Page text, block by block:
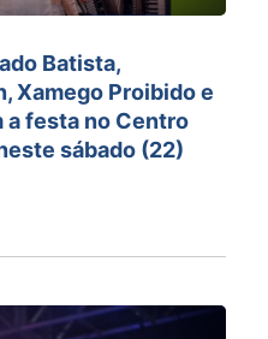
Batista,
Xamego Proibido e
a festa no Centro
sábado (22)